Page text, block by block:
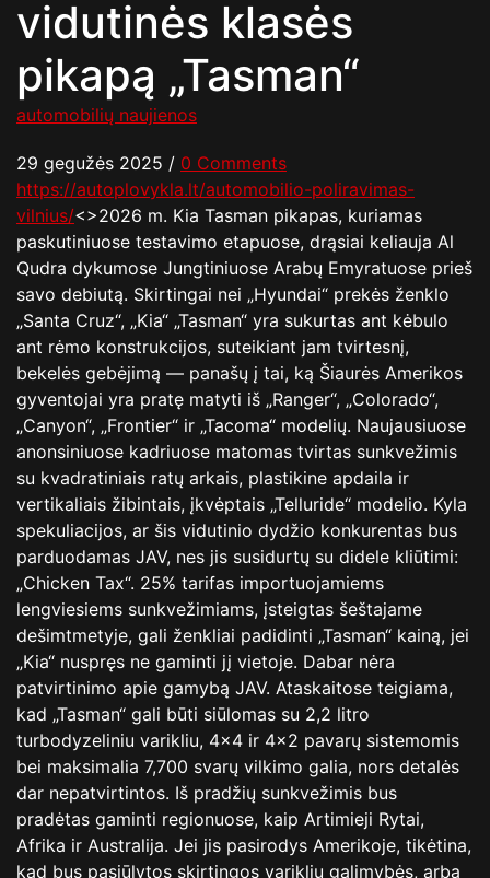
vidutinės klasės
pikapą „Tasman“
automobilių naujienos
29 gegužės 2025 / 0 Comments
https://autoplovykla.lt/automobilio-poliravimas-
vilnius/<>2026 m. Kia Tasman pikapas, kuriamas
paskutiniuose testavimo etapuose, drąsiai keliauja Al
Qudra dykumose Jungtiniuose Arabų Emyratuose prieš
savo debiutą. Skirtingai nei „Hyundai“ prekės ženklo
„Santa Cruz“, „Kia“ „Tasman“ yra sukurtas ant kėbulo
ant rėmo konstrukcijos, suteikiant jam tvirtesnį,
bekelės gebėjimą — panašų į tai, ką Šiaurės Amerikos
gyventojai yra pratę matyti iš „Ranger“, „Colorado“,
„Canyon“, „Frontier“ ir „Tacoma“ modelių. Naujausiuose
anonsiniuose kadriuose matomas tvirtas sunkvežimis
su kvadratiniais ratų arkais, plastikine apdaila ir
vertikaliais žibintais, įkvėptais „Telluride“ modelio. Kyla
spekuliacijos, ar šis vidutinio dydžio konkurentas bus
parduodamas JAV, nes jis susidurtų su didele kliūtimi:
„Chicken Tax“. 25% tarifas importuojamiems
lengviesiems sunkvežimiams, įsteigtas šeštajame
dešimtmetyje, gali ženkliai padidinti „Tasman“ kainą, jei
„Kia“ nuspręs ne gaminti jį vietoje. Dabar nėra
patvirtinimo apie gamybą JAV. Ataskaitose teigiama,
kad „Tasman“ gali būti siūlomas su 2,2 litro
turbodyzeliniu varikliu, 4×4 ir 4×2 pavarų sistemomis
bei maksimalia 7,700 svarų vilkimo galia, nors detalės
dar nepatvirtintos. Iš pradžių sunkvežimis bus
pradėtas gaminti regionuose, kaip Artimieji Rytai,
Afrika ir Australija. Jei jis pasirodys Amerikoje, tikėtina,
kad bus pasiūlytos skirtingos variklių galimybės, arba